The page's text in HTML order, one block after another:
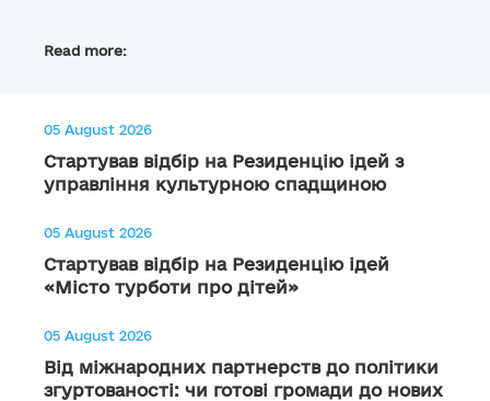
Read more:
05 August 2026
Стартував відбір на Резиденцію ідей з
управління культурною спадщиною
05 August 2026
Стартував відбір на Резиденцію ідей
«Місто турботи про дітей»
05 August 2026
Від міжнародних партнерств до політики
згуртованості: чи готові громади до нових